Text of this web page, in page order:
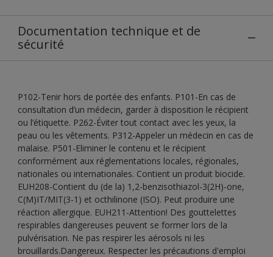
Documentation technique et de
sécurité
P102-Tenir hors de portée des enfants. P101-En cas de
consultation d’un médecin, garder à disposition le récipient
ou l’étiquette. P262-Éviter tout contact avec les yeux, la
peau ou les vêtements. P312-Appeler un médecin en cas de
malaise. P501-Eliminer le contenu et le récipient
conformément aux réglementations locales, régionales,
nationales ou internationales. Contient un produit biocide.
EUH208-Contient du (de la) 1,2-benzisothiazol-3(2H)-one,
C(M)IT/MIT(3-1) et octhilinone (ISO). Peut produire une
réaction allergique. EUH211-Attention! Des gouttelettes
respirables dangereuses peuvent se former lors de la
pulvérisation. Ne pas respirer les aérosols ni les
brouillards.Dangereux. Respecter les précautions d'emploi